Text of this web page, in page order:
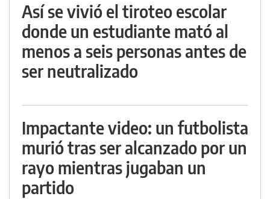
Así se vivió el tiroteo escolar
donde un estudiante mató al
menos a seis personas antes de
ser neutralizado
Impactante video: un futbolista
murió tras ser alcanzado por un
rayo mientras jugaban un
partido